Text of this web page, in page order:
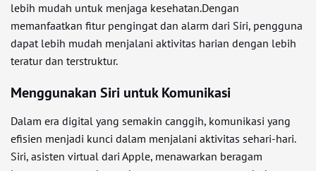
lebih mudah untuk menjaga kesehatan.Dengan
memanfaatkan fitur pengingat dan alarm dari Siri, pengguna
dapat lebih mudah menjalani aktivitas harian dengan lebih
teratur dan terstruktur.
Menggunakan Siri untuk Komunikasi
Dalam era digital yang semakin canggih, komunikasi yang
efisien menjadi kunci dalam menjalani aktivitas sehari-hari.
Siri, asisten virtual dari Apple, menawarkan beragam